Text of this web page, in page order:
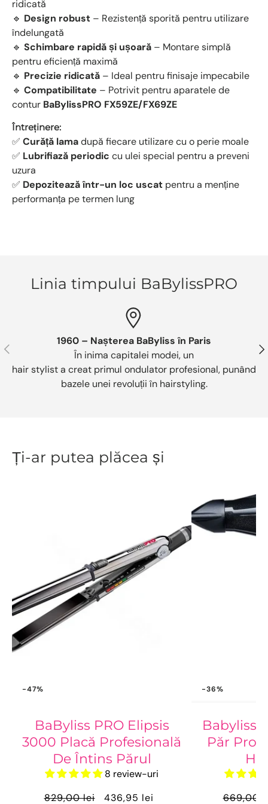
ridicată
🔹 Design robust – Rezistență sporită pentru utilizare
îndelungată
🔹 Schimbare rapidă și ușoară – Montare simplă
pentru eficiență maximă
🔹 Precizie ridicată – Ideal pentru finisaje impecabile
🔹 Compatibilitate – Potrivit pentru aparatele de
contur BaBylissPRO FX59ZE/FX69ZE
Întreținere:
✅ Curăță lamadupă fiecare utilizare cu o perie moale
✅ Lubrifiază periodic cu ulei special pentru a preveni
uzura
✅ Depozitează într-un loc uscat pentru a menține
performanța pe termen lung
Linia timpului BaBylissPRO
Anterior
1960 – Nașterea BaByliss în Paris
În inima capitalei modei, un
hair stylist a creat primul ondulator profesional, punând
bazele unei revoluții în hairstyling.
Ți-ar putea plăcea și
-47%
BaByliss PRO Elipsis
3000 Placă Profesională
De Întins Părul
8 review-uri
829,00 lei
436,95 lei
-36%
Babyliss
Păr
669,00